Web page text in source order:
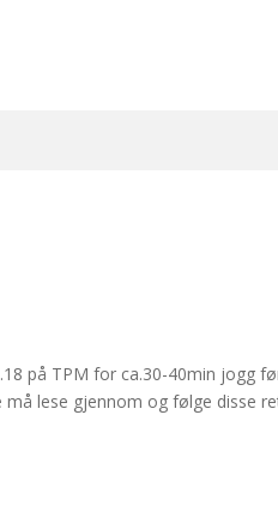
på TPM for ca.30-40min jogg
lese gjennom og følge disse